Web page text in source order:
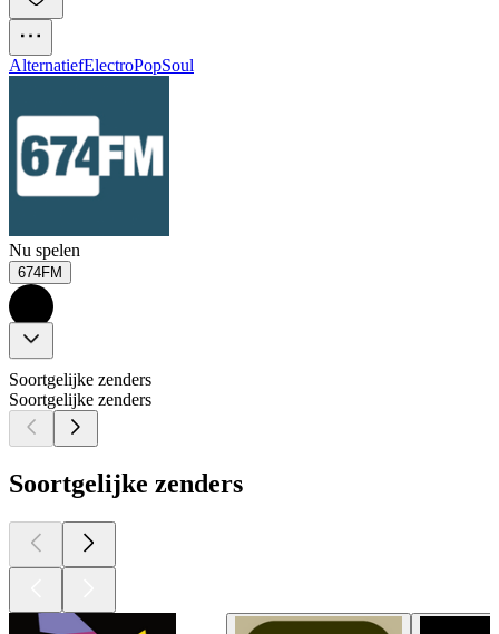
AlternatiefElectroPopSoul
Nu spelen
674FM
Soortgelijke zenders
Soortgelijke zenders
Soortgelijke zenders